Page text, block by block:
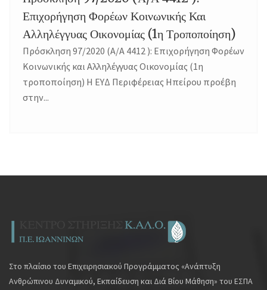
Επιχορήγηση Φορέων Κοινωνικής Και
Αλληλέγγυας Οικονομίας (1η Τροποποίηση)
Πρόσκληση 97/2020 (Α/Α 4412 ): Επιχορήγηση Φορέων
Κοινωνικής και Αλληλέγγυας Οικονομίας (1η
τροποποίηση) Η ΕΥΔ Περιφέρειας Ηπείρου προέβη
στην...
Στο πλαίσιο του Επιχειρησιακού Προγράμματος «Ανάπτυξη
Ανθρώπινου Δυναμικού, Εκπαίδευση και Διά Βίου Μάθηση» του ΕΣΠΑ